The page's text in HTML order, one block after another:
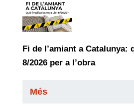
Fi de l’amiant a Catalunya:
8/2026 per a l’obra
Més